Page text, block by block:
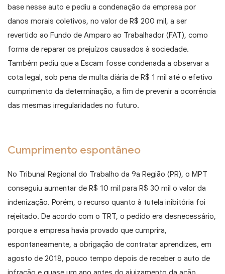
base nesse auto e pediu a condenação da empresa por
danos morais coletivos, no valor de R$ 200 mil, a ser
revertido ao Fundo de Amparo ao Trabalhador (FAT), como
forma de reparar os prejuízos causados à sociedade.
Também pediu que a Escam fosse condenada a observar a
cota legal, sob pena de multa diária de R$ 1 mil até o efetivo
cumprimento da determinação, a fim de prevenir a ocorrência
das mesmas irregularidades no futuro.
Cumprimento espontâneo
No Tribunal Regional do Trabalho da 9a Região (PR), o MPT
conseguiu aumentar de R$ 10 mil para R$ 30 mil o valor da
indenização. Porém, o recurso quanto à tutela inibitória foi
rejeitado. De acordo com o TRT, o pedido era desnecessário,
porque a empresa havia provado que cumprira,
espontaneamente, a obrigação de contratar aprendizes, em
agosto de 2018, pouco tempo depois de receber o auto de